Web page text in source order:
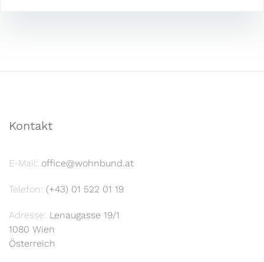
Kontakt
E-Mail: office@wohnbund.at
Telefon: (+43) 01 522 01 19
Adresse: Lenaugasse 19/1
1080 Wien
Österreich